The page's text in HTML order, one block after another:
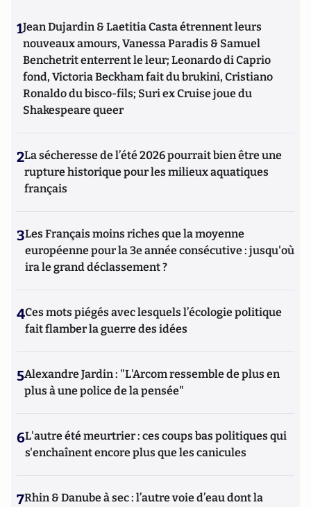
1Jean Dujardin & Laetitia Casta étrennent leurs
nouveaux amours, Vanessa Paradis & Samuel
Benchetrit enterrent le leur; Leonardo di Caprio
fond, Victoria Beckham fait du brukini, Cristiano
Ronaldo du bisco-fils; Suri ex Cruise joue du
Shakespeare queer
2La sécheresse de l’été 2026 pourrait bien être une
rupture historique pour les milieux aquatiques
français
3Les Français moins riches que la moyenne
européenne pour la 3e année consécutive : jusqu'où
ira le grand déclassement ?
4Ces mots piégés avec lesquels l’écologie politique
fait flamber la guerre des idées
5Alexandre Jardin : "L'Arcom ressemble de plus en
plus à une police de la pensée"
6L'autre été meurtrier : ces coups bas politiques qui
s'enchaînent encore plus que les canicules
7Rhin & Danube à sec : l’autre voie d’eau dont la